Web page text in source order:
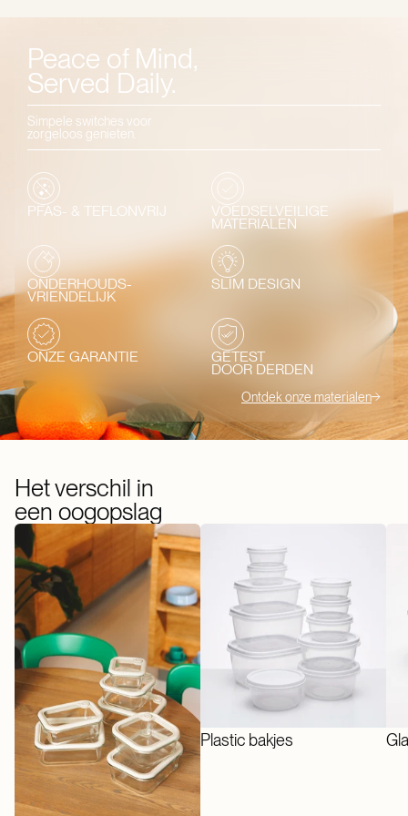
Peace of Mind,
Served Daily.
Simpele switches voor
zorgeloos genieten.
PFAS- & TEFLONVRIJ VOEDSELVEILIGE
MATERIALEN
ONDERHOUDS-
VRIENDELIJK
SLIM DESIGN
ONZE GARANTIE GETEST
DOOR DERDEN
Ontdek onze materialen
Het verschil in
een oogopslag
Plastic bakjes